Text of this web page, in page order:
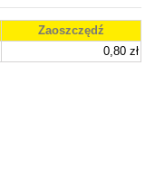
Zaoszczędź
0,80 zł